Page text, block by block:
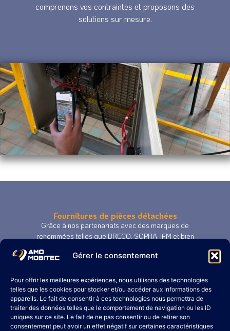
Gérer le consentement
Pour offrir les meilleures expériences, nous utilisons des technologies
telles que les cookies pour stocker et/ou accéder aux informations des
appareils. Le fait de consentir à ces technologies nous permettra de
traiter des données telles que le comportement de navigation ou les ID
uniques sur ce site. Le fait de ne pas consentir ou de retirer son
consentement peut avoir un effet négatif sur certaines caractéristiques
comprenons vos contraintes et proposons des
solutions sur mesure.
Fournitures de pièces détachées
Grâce à nos partenariats avec des marques de
renommées telles que BRECO, SOPRA, IFM et bien
adaptées à vos besoins spécifiques, soutenant ainsi
Besançon avec des composants fiables et
performants.